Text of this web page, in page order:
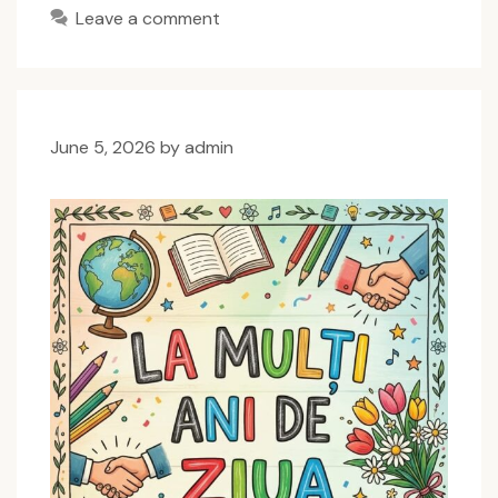
Leave a comment
June 5, 2026 byadmin